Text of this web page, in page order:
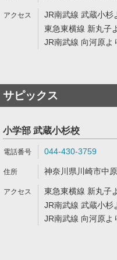
JR南武線 武蔵小杉
東急東横線 新丸子
JR南武線 向河原よ
サピックス
小学部 武蔵小杉校
044-430-3759
神奈川県川崎市中
東急東横線 新丸子
JR南武線 武蔵小杉
JR南武線 向河原よ